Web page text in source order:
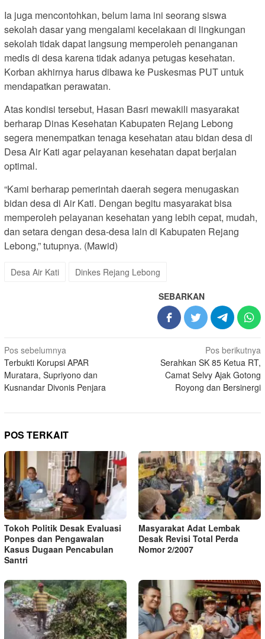
Ia juga mencontohkan, belum lama ini seorang siswa
sekolah dasar yang mengalami kecelakaan di lingkungan
sekolah tidak dapat langsung memperoleh penanganan
medis di desa karena tidak adanya petugas kesehatan.
Korban akhirnya harus dibawa ke Puskesmas PUT untuk
mendapatkan perawatan.
Atas kondisi tersebut, Hasan Basri mewakili masyarakat
berharap Dinas Kesehatan Kabupaten Rejang Lebong
segera menempatkan tenaga kesehatan atau bidan desa di
Desa Air Kati agar pelayanan kesehatan dapat berjalan
optimal.
“Kami berharap pemerintah daerah segera menugaskan
bidan desa di Air Kati. Dengan begitu masyarakat bisa
memperoleh pelayanan kesehatan yang lebih cepat, mudah,
dan setara dengan desa-desa lain di Kabupaten Rejang
Lebong,” tutupnya. (Mawid)
Desa Air Kati Dinkes Rejang Lebong
SEBARKAN
Navigasi
pos
Pos sebelumnya
Terbukti Korupsi APAR
Muratara, Supriyono dan
Kusnandar Divonis Penjara
Pos berikutnya
Serahkan SK 85 Ketua RT,
Camat Selvy Ajak Gotong
Royong dan Bersinergi
POS TERKAIT
Tokoh Politik Desak Evaluasi
Ponpes dan Pengawalan
Kasus Dugaan Pencabulan
Santri
Masyarakat Adat Lembak
Desak Revisi Total Perda
Nomor 2/2007